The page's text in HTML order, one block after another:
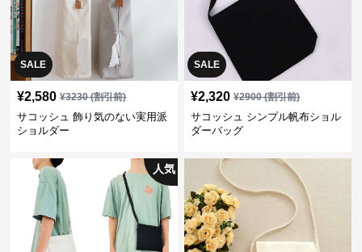
SALE
¥2,580 ¥3230(割引前)
サコッシュ 飾り気のない実用派
ショルダー
SALE
¥2,320 ¥2900(割引前)
サコッシュ シンプル帆布ショル
ダーバッグ
人気